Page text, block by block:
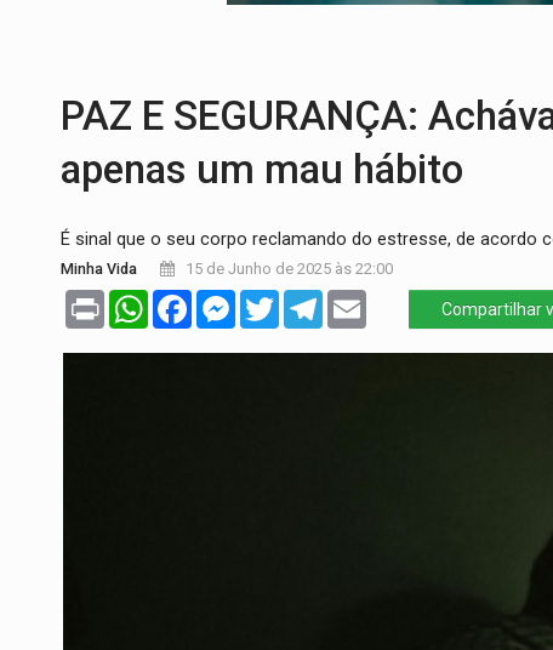
PAZ E SEGURANÇA:
apenas um mau hábito
É sinal que o seu corpo reclamando do estresse, de acordo
Minha Vida 15 de Junho de 2025 às 22:00
Print WhatsAppFacebookMessenger
TwitterTelegram Compartilhar